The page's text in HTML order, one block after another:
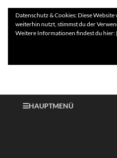
HAUPTMENÜ
Datenschutz & Cookies: Diese
weiterhin nutzt, stimmst du der
Weitere Informationen findest du hier: